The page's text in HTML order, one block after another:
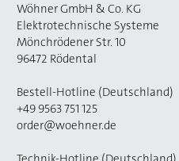
Wöhner GmbH & Co. KG
Elektrotechnische Systeme
Mönchrödener Str. 10
96472 Rödental
Bestell-Hotline (Deutschland)
+49 9563 751 125
order@woehner.de